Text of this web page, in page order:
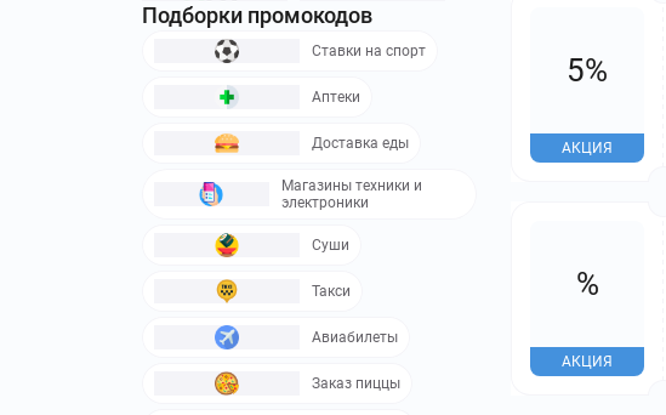
5%
АКЦИЯ
%
АКЦИЯ
Подборки промокодов
Ставки на спорт
Аптеки
Доставка еды
Магазины техники и
электроники
Суши
Такси
Авиабилеты
Заказ пиццы